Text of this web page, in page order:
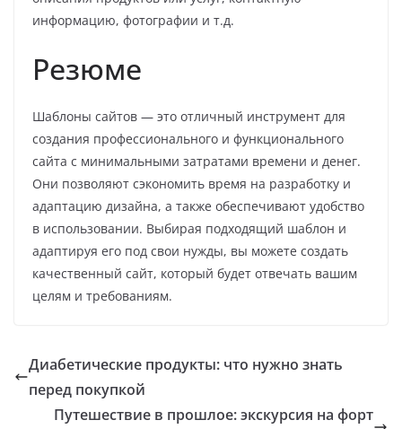
информацию, фотографии и т.д.
Резюме
Шаблоны сайтов — это отличный инструмент для
создания профессионального и функционального
сайта с минимальными затратами времени и денег.
Они позволяют сэкономить время на разработку и
адаптацию дизайна, а также обеспечивают удобство
в использовании. Выбирая подходящий шаблон и
адаптируя его под свои нужды, вы можете создать
качественный сайт, который будет отвечать вашим
целям и требованиям.
Диабетические продукты: что нужно знать
перед покупкой
Путешествие в прошлое: экскурсия на форт